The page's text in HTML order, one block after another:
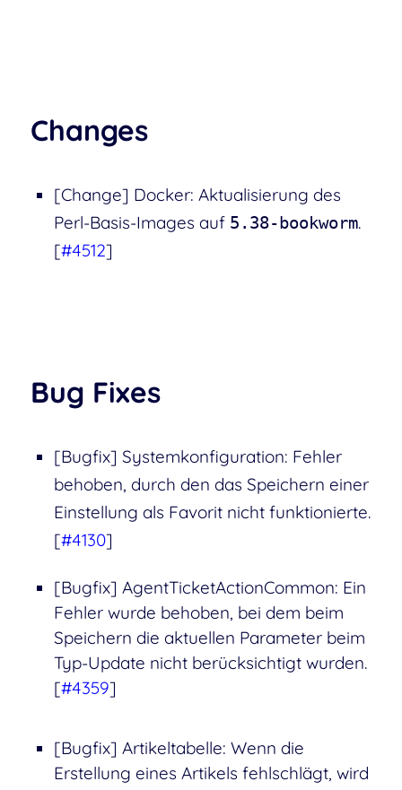
Changes
[Change] Docker: Aktualisierung des
Perl-Basis-Images auf 5.38-bookworm.
[#4512]
Bug Fixes
[Bugfix] Systemkonfiguration: Fehler
behoben, durch den das Speichern einer
Einstellung als Favorit nicht funktionierte.
[#4130]
[Bugfix] AgentTicketActionCommon: Ein
Fehler wurde behoben, bei dem beim
Speichern die aktuellen Parameter beim
Typ-Update nicht berücksichtigt wurden.
[#4359]
[Bugfix] Artikeltabelle: Wenn die
Erstellung eines Artikels fehlschlägt, wird